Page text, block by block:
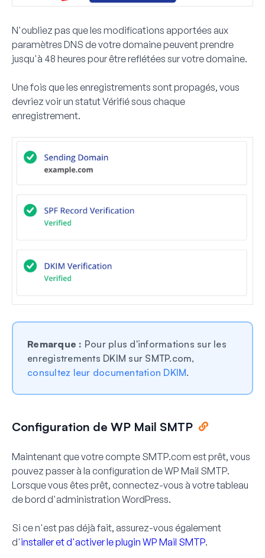
N'oubliez pas que les modifications apportées aux
paramètres DNS de votre domaine peuvent prendre
jusqu'à 48 heures pour être reflétées sur votre domaine.
Une fois que les enregistrements sont propagés, vous
devriez voir un statutVérifiésous chaque
enregistrement.
Remarque : Pour plus d'informations sur les
enregistrements DKIM sur SMTP.com,
consultez leur documentation DKIM.
Configuration de WP Mail SMTP
Maintenant que votre compte SMTP.com est prêt, vous
pouvez passer à la configuration de WP Mail SMTP.
Lorsque vous êtes prêt, connectez-vous à votre tableau
de bord d'administration WordPress.
Si ce n'est pas déjà fait, assurez-vous également
d'installer et d'activer le plugin WP Mail SMTP.